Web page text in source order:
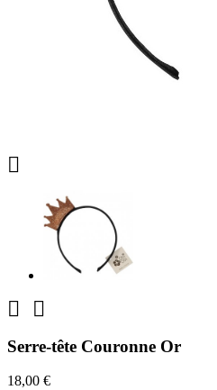

 
Serre-tête Couronne Or
18,00 €